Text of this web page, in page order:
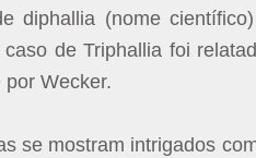
diphallia (nome
de Triphallia foi
Wecker.
se mostram intrigados